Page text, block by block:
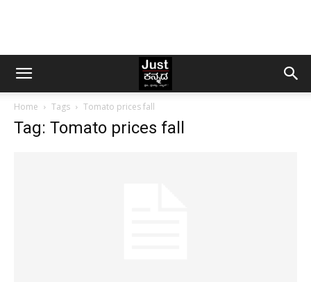
Home Tags Tomato prices fall
Tag: Tomato prices fall